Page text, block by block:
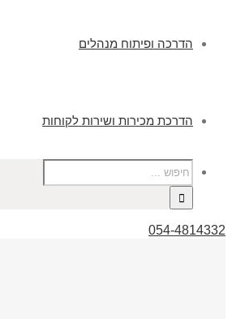
הדרכה ופיתוח מנהלים
הדרכת מכירות ושירות לקוחות
054-4814332